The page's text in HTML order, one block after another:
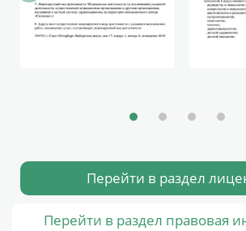
Перейти в раздел
Перейти в раздел правовая